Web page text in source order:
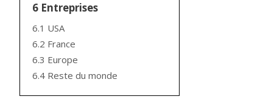
6 Entreprises
6.1 USA
6.2 France
6.3 Europe
6.4 Reste du monde